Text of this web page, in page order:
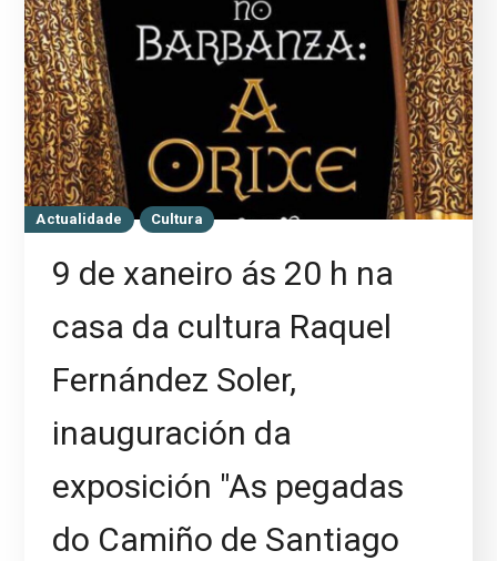
Actualidade Cultura
9 de xaneiro ás 20 h na
casa da cultura Raquel
Fernández Soler,
inauguración da
exposición "As pegadas
do Camiño de Santiago